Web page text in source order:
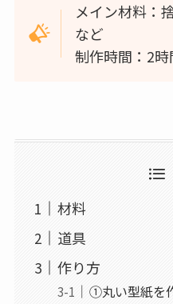
メイン材料：
など
制作時間：2時
材料
道具
作り方
①丸い型紙を